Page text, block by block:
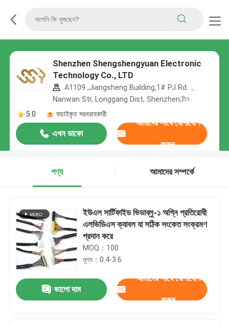
Shenzhen Shengshengyuan Electronic
Technology Co., LTD
A1109 ,Jiangsheng Building,1# PJ Rd ，
Nanwan Str, Longgang Dist, Shenzhen,চীন
5.0
যাচাইকৃত সরবরাহকারী
এখন ডাকো
আমাদের সাথে যোগাযোগ
করুন
পণ্য আমাদের সম্পর্কে
ইউএল সার্টিফাইড ভিডাব্লু-১ অগ্নি প্রতিরোধী
এলভিডিএস ক্যাবল যা সঠিক সংকেত সংক্রমণ
প্রদান করে
MOQ：100
মূল্য：0.4-3.6
ভালো দাম
আমাদের সাথে যোগাযোগ
করুন